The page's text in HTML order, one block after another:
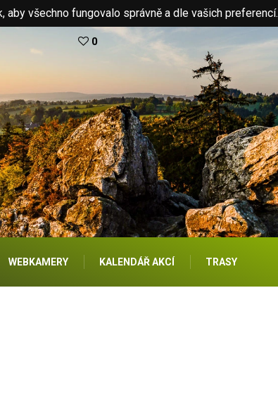
všechno fungovalo správně a dle vašich preferencí.
0
WEBKAMERY KALENDÁŘ AKCÍ TRASY